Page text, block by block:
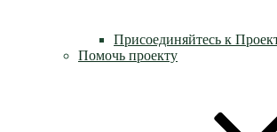
Присоединяйтесь к
Помочь проекту